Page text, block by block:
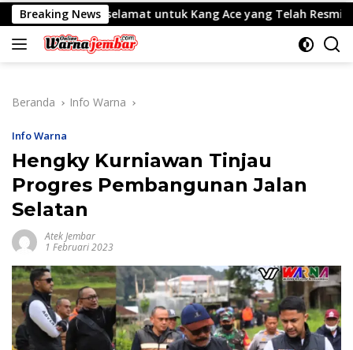
Langsung
ke
konten
Breaking News
Kang Ace yang Telah Resmi Menjabat Gubernur
Beranda Info Warna
Info Warna
Hengky Kurniawan Tinjau
Progres Pembangunan Jalan
Selatan
Atek Jembar
1 Februari 2023